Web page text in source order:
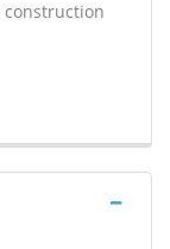
construction